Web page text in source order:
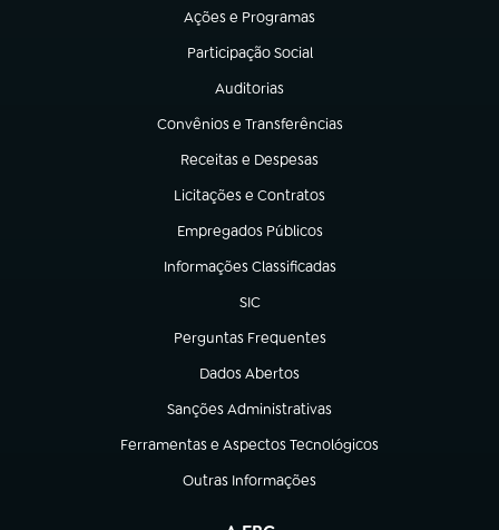
Ações e Programas
(abre em nova aba)
Participação Social
(abre em nova aba)
Auditorias
(abre em nova aba)
Convênios e Transferências
(abre em nova aba)
Receitas e Despesas
(abre em nova aba)
Licitações e Contratos
(abre em nova aba)
Empregados Públicos
(abre em nova aba)
Informações Classificadas
(abre em nova aba)
SIC
(abre em nova aba)
Perguntas Frequentes
(abre em nova aba)
Dados Abertos
(abre em nova aba)
Sanções Administrativas
(abre em nova aba)
Ferramentas e Aspectos Tecnológicos
(abre em nova aba)
Outras Informações
(abre em nova aba)